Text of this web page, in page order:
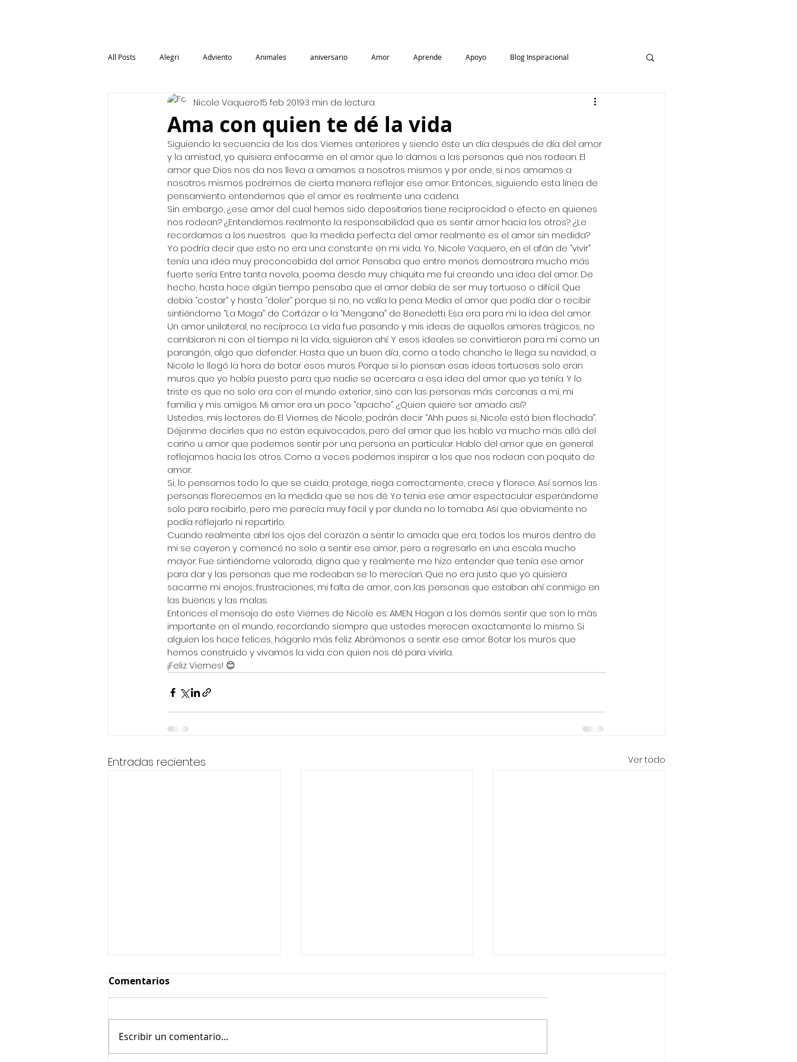
All Posts Alegri Adviento Animales aniversario Amor Aprende Apoyo Blog Inspiracional
Berta Caceres Blog, Influencers, Positivo, Iconos Blog Positivo Día Internacional
Educacion Elecciones Emprendimiento
Frases Célebres Feminista Honduras ICONOSIM Iconos Magazine
Ama con quien te dé la vida
Nicole Vaquero15 feb 20193 min de lectura
Siguiendo la secuencia de los dos Viernes anteriores y siendo éste un día después de día del amor
y la amistad, yo quisiera enfocarme en el amor que le damos a las personas que nos rodean. El
amor que Dios nos da nos lleva a amarnos a nosotros mismos y por ende, si nos amamos a
nosotros mismos podremos de cierta manera reflejar ese amor. Entonces, siguiendo esta línea de
pensamiento entendemos que el amor es realmente una cadena.
Sin embargo, ¿ese amor del cual hemos sido depositarios tiene reciprocidad o efecto en quienes
nos rodean? ¿Entendemos realmente la responsabilidad que es sentir amor hacia los otros? ¿Le
recordamos a los nuestros  que la medida perfecta del amor realmente es el amor sin medida?
Yo podría decir que esto no era una constante en mi vida. Yo, Nicole Vaquero, en el afán de “vivir”
tenía una idea muy preconcebida del amor. Pensaba que entre menos demostrara mucho más
fuerte sería. Entre tanta novela, poema desde muy chiquita me fui creando una idea del amor. De
hecho, hasta hace algún tiempo pensaba que el amor debía de ser muy tortuoso o difícil. Que
debía “costar” y hasta “doler” porque si no, no valía la pena. Media el amor que podía dar o recibir
sintiéndome “La Maga” de Cortázar o la “Mengana” de Benedetti. Esa era para mi la idea del amor.
Un amor unilateral, no recíproco. La vida fue pasando y mis ideas de aquellos amores trágicos, no
cambiaron ni con el tiempo ni la vida, siguieron ahí. Y esos ideales se convirtieron para mi como un
parangón, algo que defender. Hasta que un buen día, como a todo chancho le llega su navidad, a
Nicole le llegó la hora de botar esos muros. Porque si lo piensan esas ideas tortuosas solo eran
muros que yo había puesto para que nadie se acercara a esa idea del amor que yo tenía. Y lo
triste es que no solo era con el mundo exterior, sino con las personas más cercanas a mi, mi
familia y mis amigos. Mi amor era un poco “apache”. ¿Quien quiere ser amado así?
Ustedes, mis lectores de El Viernes de Nicole, podrán decir “Ahh pues si, Nicole está bien flechada”.
Déjenme decirles que no están equivocados, pero del amor que les hablo va mucho más allá del
cariño u amor que podemos sentir por una persona en particular. Hablo del amor que en general
reflejamos hacia los otros. Como a veces podemos inspirar a los que nos rodean con poquito de
amor.
Si, lo pensamos todo lo que se cuida, protege, riega correctamente, crece y florece. Así somos las
personas florecemos en la medida que se nos dé. Yo tenía ese amor espectacular esperándome
solo para recibirlo, pero me parecía muy fácil y por dunda no lo tomaba. Así que obviamente no
podía reflejarlo ni repartirlo.
Cuando realmente abrí los ojos del corazón a sentir lo amada que era, todos los muros dentro de
mi se cayeron y comencé no solo a sentir ese amor, pero a regresarlo en una escala mucho
mayor. Fue sintiéndome valorada, digna que y realmente me hizo entender que tenía ese amor
para dar y las personas que me rodeaban se lo merecían. Que no era justo que yo quisiera
sacarme mi enojos, frustraciones, mi falta de amor, con las personas que estaban ahí conmigo en
las buenas y las malas.
Entonces el mensaje de este Viernes de Nicole es: AMEN. Hagan a los demás sentir que son lo más
importante en el mundo, recordando siempre que ustedes merecen exactamente lo mismo. Si
alguien los hace felices, háganlo más feliz. Abrámonos a sentir ese amor. Botar los muros que
hemos construido y vivamos la vida con quien nos dé para vivirla.
¡Feliz Viernes! 😊
Entradas recientes Ver todo
Comentarios
Escribir un comentario...